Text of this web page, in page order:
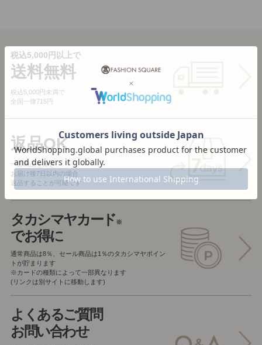
税込5,000円以上で
送料無料
税込5,000円未満で
全国一律715円
返品OK
一部商品を除き、
お届け後7日以内の場合
返品することが可能です
タカシマヤカード※
でお得に
通常商品は8％、セール商品は1％のタカシマヤポイン
トが貯まります
※カードの種類によって一部異なります
(リンクは別サイトに移動します)
よくあるご質問
お問い合わせ